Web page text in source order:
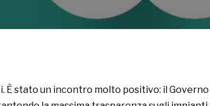
È stato un incontro molto positivo: il